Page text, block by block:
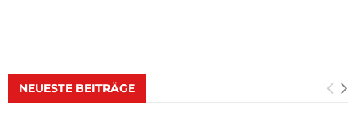
NEUESTE BEITRÄGE